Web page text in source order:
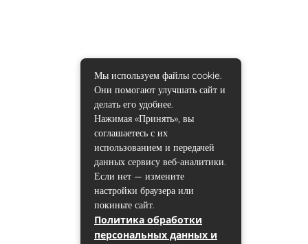
Мы используем файлы cookie.
Они помогают улучшать сайт и
делать его удобнее.
Нажимая «Принять», вы
соглашаетесь с их
использованием и передачей
данных сервису веб-аналитики.
Если нет — измените
настройки браузера или
покиньте сайт.
Политика обработки
персональных данных и